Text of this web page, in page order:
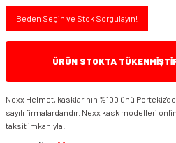
Beden Seçin ve Stok Sorgulayın!
ÜRÜN STOKTA
Nexx Helmet, kasklarının %100 ünü
sayılı firmalardandır. Nexx kask modelleri
taksit imkanıyla!